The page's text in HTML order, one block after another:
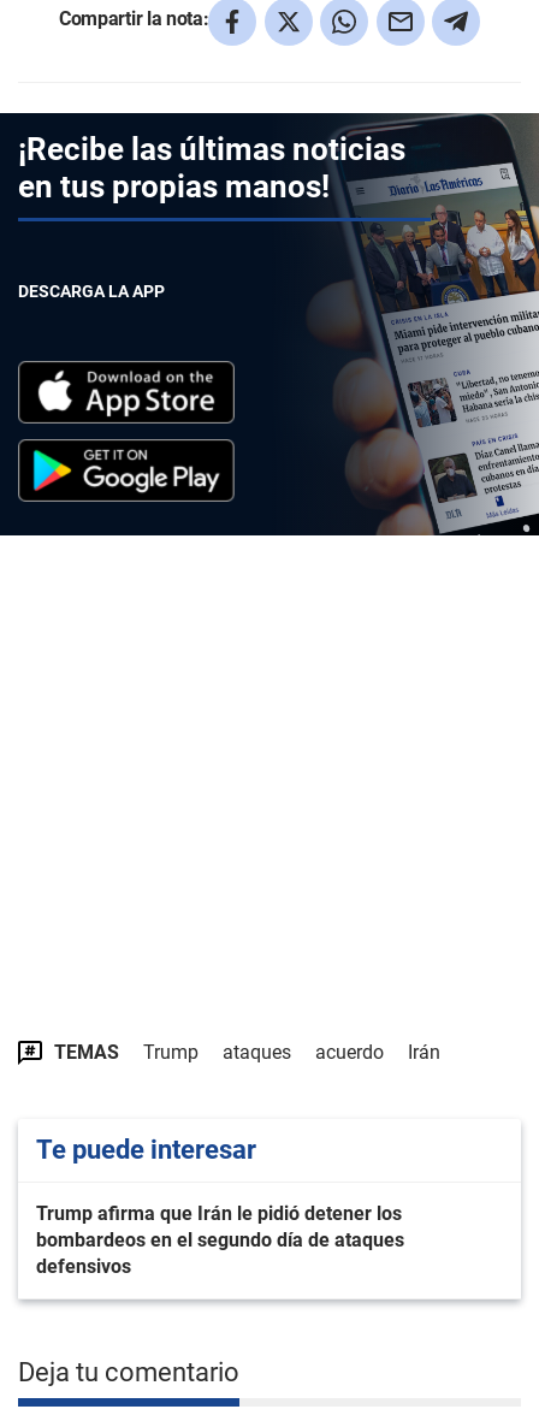
Compartir la nota:
¡Recibe las últimas noticias
en tus propias manos!
DESCARGA LA APP
TEMAS Trump ataques acuerdo Irán
Te puede interesar
Trump afirma que Irán le pidió detener los
bombardeos en el segundo día de ataques
defensivos
Deja tu comentario